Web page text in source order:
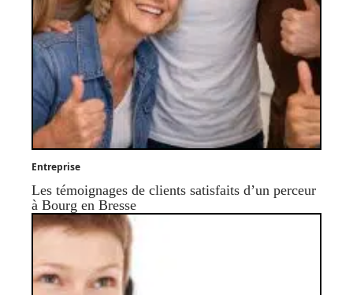
Entreprise
Les témoignages de clients satisfaits d’un perceur
à Bourg en Bresse